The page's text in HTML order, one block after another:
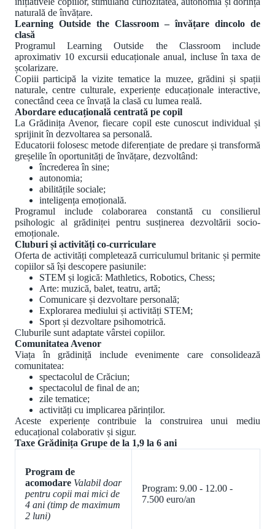
naturală de învățare.
Learning Outside the Classroom – învățare dincolo de
clasă
Programul Learning Outside the Classroom include
aproximativ 10 excursii educaționale anual, incluse în taxa de
școlarizare.
Copiii participă la vizite tematice la muzee, grădini și spații
naturale, centre culturale, experiențe educaționale interactive,
conectând ceea ce învață la clasă cu lumea reală.
Abordare educațională centrată pe copil
La Grădinița Avenor, fiecare copil este cunoscut individual și
sprijinit în dezvoltarea sa personală.
Educatorii folosesc metode diferențiate de predare și transformă
greșelile în oportunități de învățare, dezvoltând:
încrederea în sine;
autonomia;
abilitățile sociale;
inteligența emoțională.
Programul include colaborarea constantă cu consilierul
psihologic al grădiniței pentru susținerea dezvoltării socio-
emoționale.
Cluburi și activități co-curriculare
Oferta de activități completează curriculumul britanic și permite
copiilor să își descopere pasiunile:
STEM și logică: Mathletics, Robotics, Chess;
Arte: muzică, balet, teatru, artă;
Comunicare și dezvoltare personală;
Explorarea mediului și activități STEM;
Sport și dezvoltare psihomotrică.
Cluburile sunt adaptate vârstei copiilor.
Comunitatea Avenor
Viața în grădiniță include evenimente care consolidează
comunitatea:
spectacolul de Crăciun;
spectacolul de final de an;
zile tematice;
activități cu implicarea părinților.
Aceste experiențe contribuie la construirea unui mediu
educațional colaborativ și sigur.
Taxe Grădinița Grupe de la 1,9 la 6 ani
Program de
acomodare Valabil doar
pentru copii mai mici de
4 ani (timp de maximum
2 luni)
Program: 9.00 - 12.00 -
7.500 euro/an